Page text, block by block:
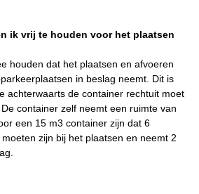
ik vrij te houden voor het plaatsen
houden dat het plaatsen en afvoeren
in beslag neemt. Dit is
achterwaarts de container rechtuit moet
container zelf neemt een ruimte van
een 15 m3 container zijn dat 6
zijn bij het plaatsen en neemt 2